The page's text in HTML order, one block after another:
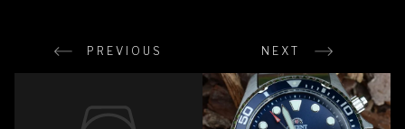
PREVIOUS NEXT